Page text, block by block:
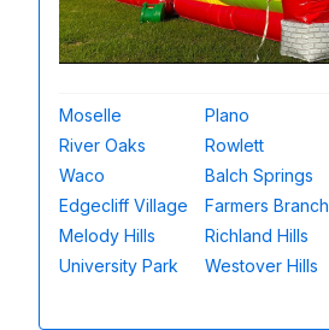
Moselle Plano
River Oaks
Rowlett
Waco
Balch Springs
Edgecliff Village
Farmers Branch
Melody Hills
Richland Hills
University Park
Westover Hills